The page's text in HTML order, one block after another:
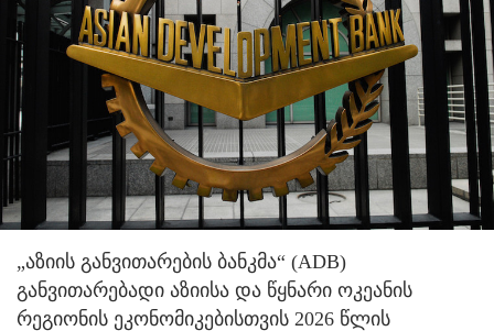
„აზიის განვითარების ბანკმა“ (ADB)
განვითარებადი აზიისა და წყნარი ოკეანის
რეგიონის ეკონომიკებისთვის 2026 წლის